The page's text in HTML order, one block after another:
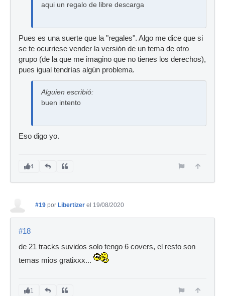
aqui un regalo de libre descarga
Pues es una suerte que la "regales". Algo me dice que si
se te ocurriese vender la versión de un tema de otro
grupo (de la que me imagino que no tienes los derechos),
pues igual tendrías algún problema.
Alguien escribió:
buen intento
Eso digo yo.
4
#19 por Libertizer el 19/08/2020
#18
de 21 tracks suvidos solo tengo 6 covers, el resto son
temas mios gratixxx...
1